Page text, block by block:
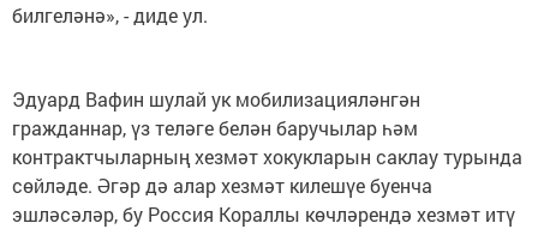
билгеләнә», - диде ул.
Эдуард Вафин шулай ук мобилизацияләнгән
гражданнар, үз теләге белән баручылар һәм
контрактчыларның хезмәт хокукларын саклау турында
сөйләде. Әгәр дә алар хезмәт килешүе буенча
эшләсәләр, бу Россия Кораллы көчләрендә хезмәт итү